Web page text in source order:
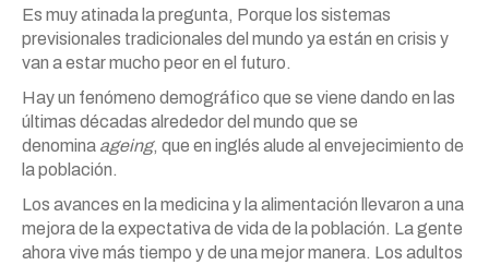
Es muy atinada la pregunta, Porque los sistemas
previsionales tradicionales del mundo ya están en crisis y
van a estar mucho peor en el futuro.
Hay un fenómeno demográfico que se viene dando en las
últimas décadas alrededor del mundo que se
denomina ageing, que en inglés alude al envejecimiento de
la población.
Los avances en la medicina y la alimentación llevaron a una
mejora de la expectativa de vida de la población. La gente
ahora vive más tiempo y de una mejor manera. Los adultos